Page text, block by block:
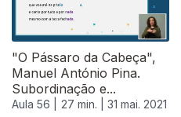
"O Pássaro da Cabeça",
Manuel António Pina.
Subordinação e...
Aula 56 | 27 min. | 31 mai. 2021